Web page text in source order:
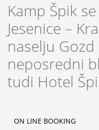
Kamp Špik
Jesenice –
naselju
neposredni
tudi Hotel
ON LINE BOOKING